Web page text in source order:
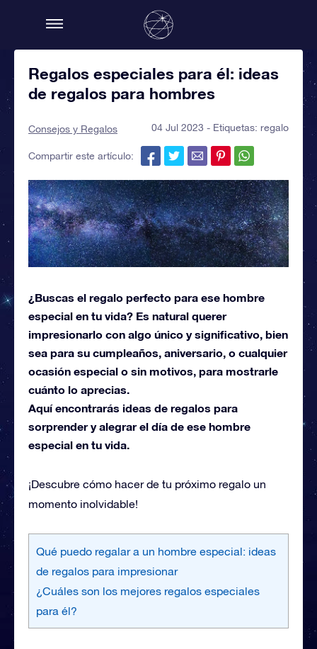
Regalos especiales para él: ideas
de regalos para hombres
Consejos y Regalos 04 Jul 2023 - Etiquetas: regalo
Compartir este artículo:
¿Buscas el regalo perfecto para ese hombre
especial en tu vida? Es natural querer
impresionarlo con algo único y significativo, bien
sea para su cumpleaños, aniversario, o cualquier
ocasión especial o sin motivos, para mostrarle
cuánto lo aprecias.
Aquí encontrarás ideas de regalos para
sorprender y alegrar el día de ese hombre
especial en tu vida.
¡Descubre cómo hacer de tu próximo regalo un
momento inolvidable!
Qué puedo regalar a un hombre especial: ideas
de regalos para impresionar
¿Cuáles son los mejores regalos especiales
para él?